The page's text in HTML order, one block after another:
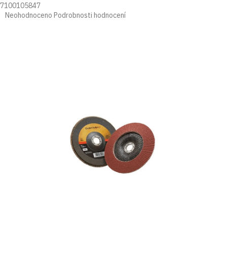
7100105847
Průměrné
Neohodnoceno Podrobnosti hodnocení